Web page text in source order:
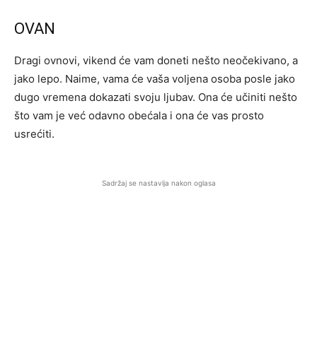
OVAN
Dragi ovnovi, vikend će vam doneti nešto neočekivano, a
jako lepo. Naime, vama će vaša voljena osoba posle jako
dugo vremena dokazati svoju ljubav. Ona će učiniti nešto
što vam je već odavno obećala i ona će vas prosto
usrećiti.
Sadržaj se nastavlja nakon oglasa